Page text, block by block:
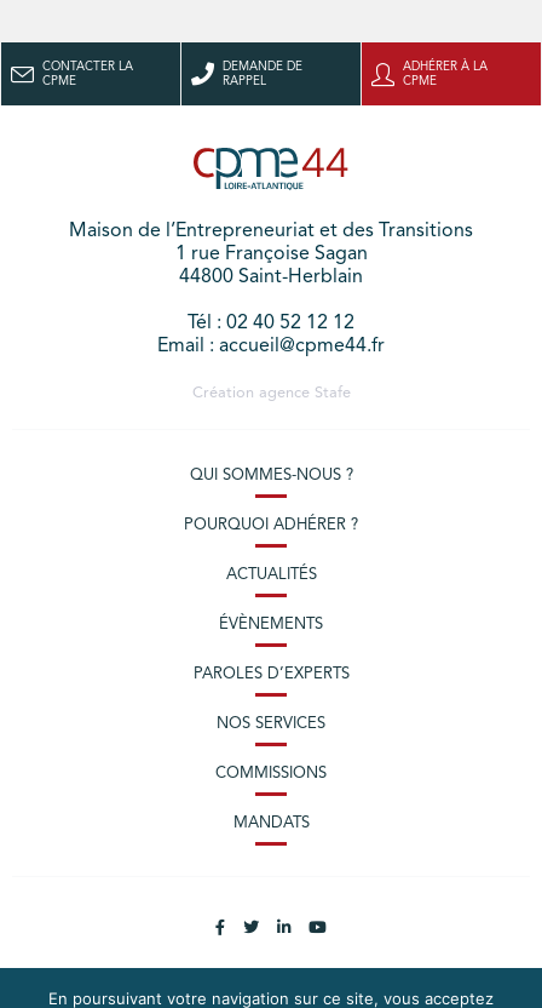
CONTACTER LA
CPME
DEMANDE DE
RAPPEL
ADHÉRER À LA
CPME
Maison de l’Entrepreneuriat et des Transitions
1 rue Françoise Sagan
44800 Saint-Herblain
Tél : 02 40 52 12 12
Email : accueil@cpme44.fr
Création agence Stafe
QUI SOMMES-NOUS ?
POURQUOI ADHÉRER ?
ACTUALITÉS
ÉVÈNEMENTS
PAROLES D’EXPERTS
NOS SERVICES
COMMISSIONS
MANDATS
En poursuivant votre navigation sur ce site, vous acceptez